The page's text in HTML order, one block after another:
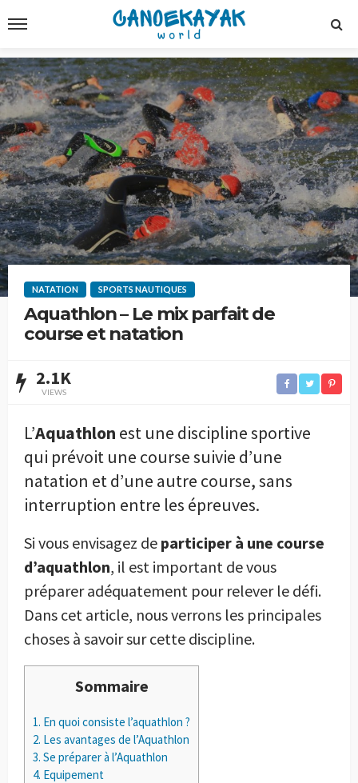
NATATION SPORTS NAUTIQUES
Aquathlon – Le mix parfait de
course et natation
2.1K
VIEWS
L’Aquathlon est une discipline sportive
qui prévoit une course suivie d’une
natation et d’une autre course, sans
interruption entre les épreuves.
Si vous envisagez de participer à une course
d’aquathlon, il est important de vous
préparer adéquatement pour relever le défi.
Dans cet article, nous verrons les principales
choses à savoir sur cette discipline.
Sommaire
1. En quoi consiste l’aquathlon ?
2. Les avantages de l’Aquathlon
3. Se préparer à l’Aquathlon
4. Equipement